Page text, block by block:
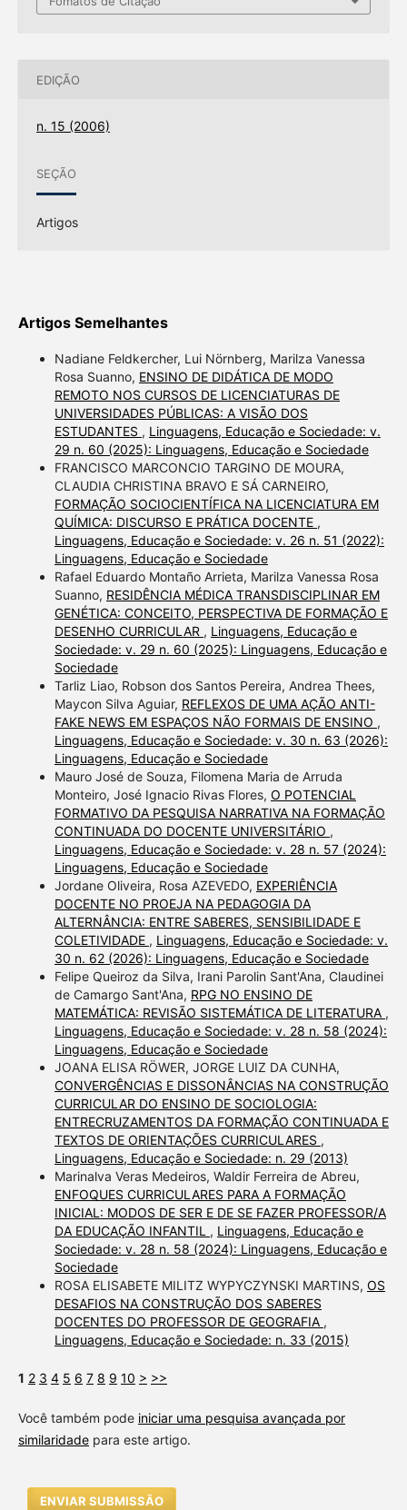
EDIÇÃO
n. 15 (2006)
SEÇÃO
Artigos
Artigos Semelhantes
Nadiane Feldkercher, Lui Nörnberg, Marilza Vanessa
Rosa Suanno, ENSINO DE DIDÁTICA DE MODO
REMOTO NOS CURSOS DE LICENCIATURAS DE
UNIVERSIDADES PÚBLICAS: A VISÃO DOS
ESTUDANTES , Linguagens, Educação e Sociedade: v.
29 n. 60 (2025): Linguagens, Educação e Sociedade
FRANCISCO MARCONCIO TARGINO DE MOURA,
CLAUDIA CHRISTINA BRAVO E SÁ CARNEIRO,
FORMAÇÃO SOCIOCIENTÍFICA NA LICENCIATURA EM
QUÍMICA: DISCURSO E PRÁTICA DOCENTE ,
Linguagens, Educação e Sociedade: v. 26 n. 51 (2022):
Linguagens, Educação e Sociedade
Rafael Eduardo Montaño Arrieta, Marilza Vanessa Rosa
Suanno, RESIDÊNCIA MÉDICA TRANSDISCIPLINAR EM
GENÉTICA: CONCEITO, PERSPECTIVA DE FORMAÇÃO E
DESENHO CURRICULAR , Linguagens, Educação e
Sociedade: v. 29 n. 60 (2025): Linguagens, Educação e
Sociedade
Tarliz Liao, Robson dos Santos Pereira, Andrea Thees,
Maycon Silva Aguiar, REFLEXOS DE UMA AÇÃO ANTI-
FAKE NEWS EM ESPAÇOS NÃO FORMAIS DE ENSINO ,
Linguagens, Educação e Sociedade: v. 30 n. 63 (2026):
Linguagens, Educação e Sociedade
Mauro José de Souza, Filomena Maria de Arruda
Monteiro, José Ignacio Rivas Flores, O POTENCIAL
FORMATIVO DA PESQUISA NARRATIVA NA FORMAÇÃO
CONTINUADA DO DOCENTE UNIVERSITÁRIO ,
Linguagens, Educação e Sociedade: v. 28 n. 57 (2024):
Linguagens, Educação e Sociedade
Jordane Oliveira, Rosa AZEVEDO, EXPERIÊNCIA
DOCENTE NO PROEJA NA PEDAGOGIA DA
ALTERNÂNCIA: ENTRE SABERES, SENSIBILIDADE E
COLETIVIDADE , Linguagens, Educação e Sociedade: v.
30 n. 62 (2026): Linguagens, Educação e Sociedade
Felipe Queiroz da Silva, Irani Parolin Sant'Ana, Claudinei
de Camargo Sant'Ana, RPG NO ENSINO DE
MATEMÁTICA: REVISÃO SISTEMÁTICA DE LITERATURA ,
Linguagens, Educação e Sociedade: v. 28 n. 58 (2024):
Linguagens, Educação e Sociedade
JOANA ELISA RÖWER, JORGE LUIZ DA CUNHA,
CONVERGÊNCIAS E DISSONÂNCIAS NA CONSTRUÇÃO
CURRICULAR DO ENSINO DE SOCIOLOGIA:
ENTRECRUZAMENTOS DA FORMAÇÃO CONTINUADA E
TEXTOS DE ORIENTAÇÕES CURRICULARES ,
Linguagens, Educação e Sociedade: n. 29 (2013)
Marinalva Veras Medeiros, Waldir Ferreira de Abreu,
ENFOQUES CURRICULARES PARA A FORMAÇÃO
INICIAL: MODOS DE SER E DE SE FAZER PROFESSOR/A
DA EDUCAÇÃO INFANTIL , Linguagens, Educação e
Sociedade: v. 28 n. 58 (2024): Linguagens, Educação e
Sociedade
ROSA ELISABETE MILITZ WYPYCZYNSKI MARTINS, OS
DESAFIOS NA CONSTRUÇÃO DOS SABERES
DOCENTES DO PROFESSOR DE GEOGRAFIA ,
Linguagens, Educação e Sociedade: n. 33 (2015)
1 2 3 4 5 6 7 8 9 10 > >>
Você também pode iniciar uma pesquisa avançada por
similaridadepara este artigo.
ENVIAR SUBMISSÃO